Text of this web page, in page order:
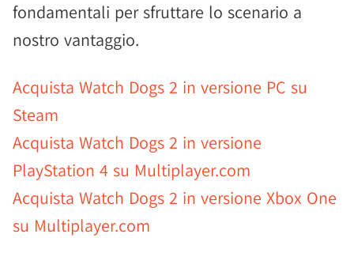
fondamentali per sfruttare lo scenario a
nostro vantaggio.
Acquista Watch Dogs 2 in versione PC su
Steam
Acquista Watch Dogs 2 in versione
PlayStation 4 su Multiplayer.com
Acquista Watch Dogs 2 in versione Xbox One
su Multiplayer.com